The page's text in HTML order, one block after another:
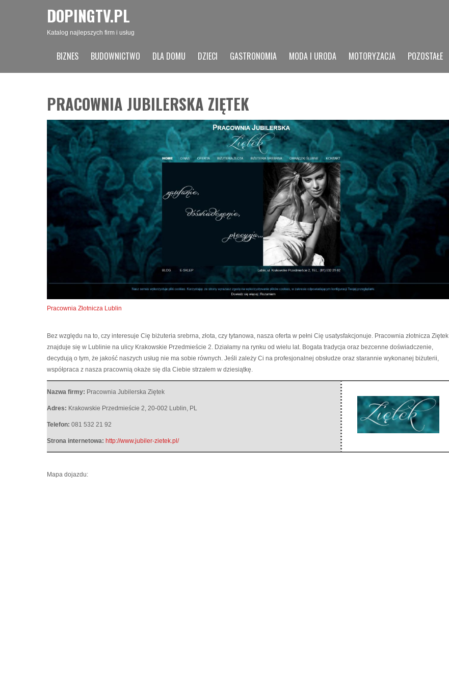
DOPINGTV.PL
Katalog najlepszych firm i usług
BIZNES BUDOWNICTWO DLA DOMU DZIECI GASTRONOMIA MODA I URODA MOTORYZACJA POZOSTAŁE
PRACOWNIA JUBILERSKA ZIĘTEK
Pracownia Złotnicza Lublin
Bez względu na to, czy interesuje Cię biżuteria srebrna, złota, czy tytanowa, nasza oferta w pełni Cię usatysfakcjonuje. Pracownia złotnicza Ziętek
znajduje się w Lublinie na ulicy Krakowskie Przedmieście 2. Działamy na rynku od wielu lat. Bogata tradycja oraz bezcenne doświadczenie,
decydują o tym, że jakość naszych usług nie ma sobie równych. Jeśli zależy Ci na profesjonalnej obsłudze oraz starannie wykonanej biżuterii,
współpraca z nasza pracownią okaże się dla Ciebie strzałem w dziesiątkę.
Nazwa firmy: Pracownia Jubilerska Ziętek
Adres: Krakowskie Przedmieście 2 20-002 Lublin PL
Telefon: 081 532 21 92
Strona internetowa: http://www.jubiler-zietek.pl/
Mapa dojazdu: